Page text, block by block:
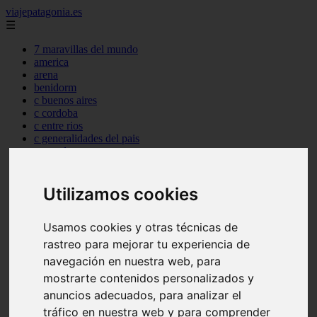
Utilizamos cookies
Usamos cookies y otras técnicas de
rastreo para mejorar tu experiencia de
navegación en nuestra web, para
mostrarte contenidos personalizados y
anuncios adecuados, para analizar el
tráfico en nuestra web y para comprender
viajepatagonia.es
☰
7 maravillas del mundo
america
arena
benidorm
c buenos aires
c cordoba
c entre rios
c generalidades del pais
c mendoza
c rio negro
c santa fe
c tucuman
c zona austral
carmen
category
destinos
gijon
lanzarote